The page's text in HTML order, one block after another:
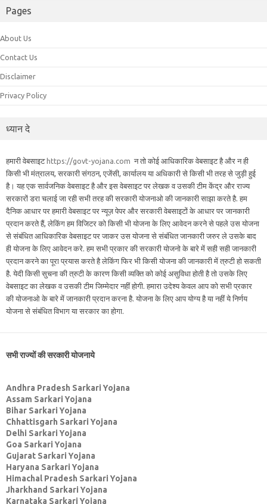
Pages
About Us
Contact Us
Disclaimer
Privacy Policy
ध्यान दे
हमारी वेबसाइट https://govt-yojana.com न तो कोई आधिकारिक वेबसाइट है और न ही
किसी भी मंत्रालय, सरकारी संगठन, एजेंसी, कार्यालय या अधिकारी से किसी भी तरह से जुड़ी हुई
है। यह एक सार्वजनिक वेबसाइट है और इस वेबसाइट पर लेखक व उसकी टीम केंद्र और राज्य
सरकारों डरा चलाई जा रही सभी तरह की सरकारी योजनाओ की जानकारी साझा करते है. हम
दैनिक आधार पर हमारी वेबसाइट पर न्यूज़ पेपर और सरकारी वेबसाइटों के आधार पर जानकारी
प्रदान करते हैं, लेकिंग हम विजिटर को किसी भी योजना के लिए आवेदन करने से पहले उस योजना
से संबंधित आधिकारिक वेबसाइट पर जाकर उस योजना से संबंधित जानकारी जरुर ले उसके बाद
ही योजना के लिए आवेदन करे. हम सभी प्रकार की सरकारी योजनो के बारे में सही सही जानकारी
प्रदान करने का पूरा प्रयास करते है लेकिंग फिर भी किसी योजना की जानकारी में त्रुटी हो सकती
है. येदी किसी सुचना की त्रुटी के कारण किसी व्यक्ति को कोई असुविधा होती है तो उसके लिए
वेबसाइट का लेखक व उसकी टीम जिम्मेदार नहीं होगी. हमारा उदेश्य केवल आप को सभी प्रकार
की योजनाओ के बारे में जानकारी प्रदान करना है. योजना के लिए आप योग्य है या नहीं ये निर्णय
योजना से संबंधित विभाग या सरकार का होगा.
सभी राज्यों की सरकारी योजनाये
Andhra Pradesh Sarkari Yojana
Assam Sarkari Yojana
Bihar Sarkari Yojana
Chhattisgarh Sarkari Yojana
Delhi Sarkari Yojana
Goa Sarkari Yojana
Gujarat Sarkari Yojana
Haryana Sarkari Yojana
Himachal Pradesh Sarkari Yojana
Jharkhand Sarkari Yojana
Karnataka Sarkari Yojana